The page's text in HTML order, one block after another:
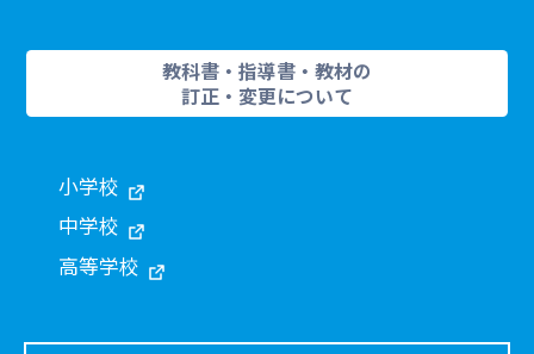
教科書・指導書・教材の
訂正・変更について
小学校
中学校
高等学校